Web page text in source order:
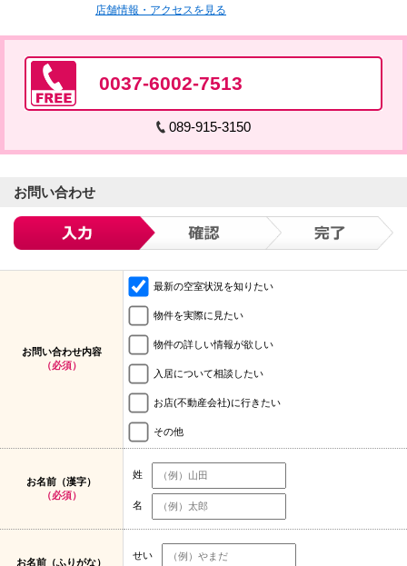
店舗情報・アクセスを見る
0037-6002-7513
089-915-3150
お問い合わせ
お問い合わせ内容
（必須）
最新の空室状況を知りたい
物件を実際に見たい
物件の詳しい情報が欲しい
入居について相談したい
お店(不動産会社)に行きたい
その他
お名前（漢字）
（必須）
姓
名
お名前（ふりがな）
せい